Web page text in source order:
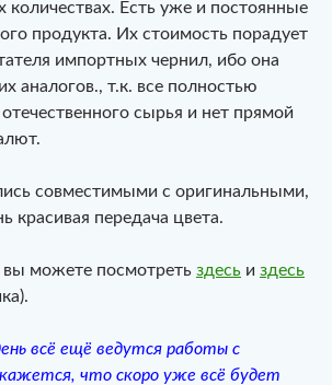
количествах. Есть уже и постоянные
продукта. Их стоимость порадует
импортных чернил, ибо она
аналогов., т.к. все полностью
сырья и нет прямой
совместимыми с оригинальными,
красивая передача цвета.
можете посмотреть здесь и здесь
всё ещё ведутся работы с
что скоро уже всё будет